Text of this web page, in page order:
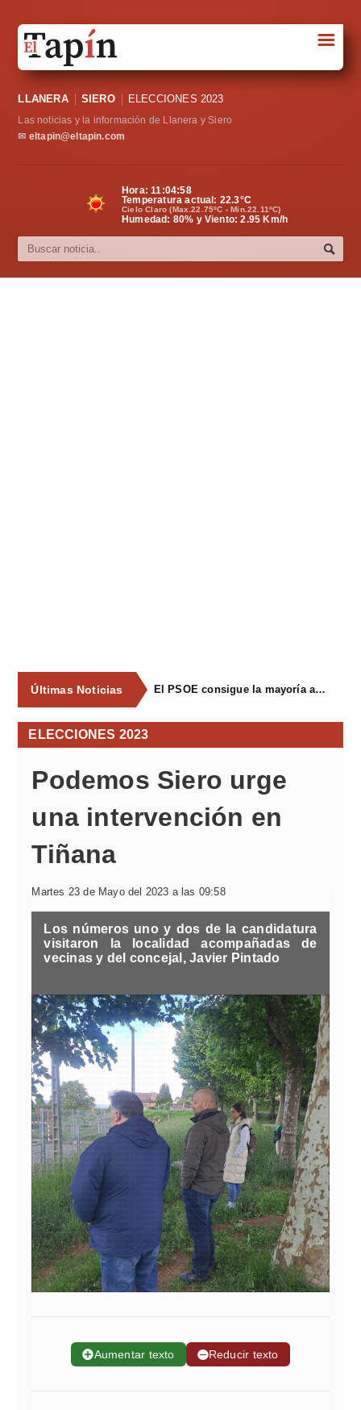
Sociedad
Política
Cultura
☰
LLANERA SIERO ELECCIONES 2023
Las noticias y la información de Llanera y Siero
✉ eltapin@eltapin.com
Hora:11:04:58
Temperatura actual: 22.3°C
Cielo Claro (Max.22.75ºC - Min.22.11ºC)
Humedad: 80% y Viento: 2.95 Km/h
Últimas Noticias El PSOE consigue la mayoría absoluta en Siero
ELECCIONES 2023
Podemos Siero urge
una intervención en
Tiñana
Martes 23 de Mayo del 2023 a las 09:58
Los números uno y dos de la candidatura
visitaron la localidad acompañadas de
vecinas y del concejal, Javier Pintado
➕Aumentar texto ➖Reducir texto